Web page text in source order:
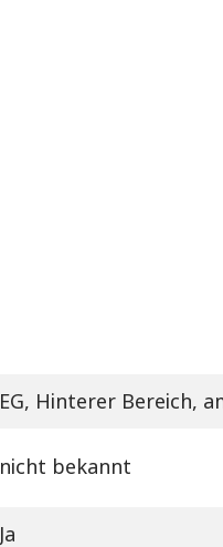
EG, Hinterer Bereich,
nicht bekannt
Ja